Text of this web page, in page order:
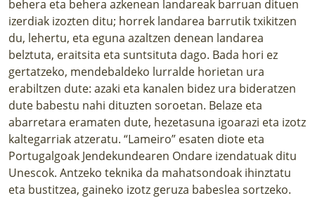
behera eta behera azkenean landareak barruan dituen
izerdiak izozten ditu; horrek landarea barrutik txikitzen
du, lehertu, eta eguna azaltzen denean landarea
belztuta, eraitsita eta suntsituta dago. Bada hori ez
gertatzeko, mendebaldeko lurralde horietan ura
erabiltzen dute: azaki eta kanalen bidez ura bideratzen
dute babestu nahi dituzten soroetan. Belaze eta
abarretara eramaten dute, hezetasuna igoarazi eta izotz
kaltegarriak atzeratu. “Lameiro” esaten diote eta
Portugalgoak Jendekundearen Ondare izendatuak ditu
Unescok. Antzeko teknika da mahatsondoak ihinztatu
eta bustitzea, gaineko izotz geruza babeslea sortzeko.